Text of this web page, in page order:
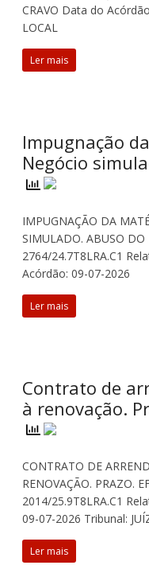
CRAVO Data do
LOCAL
Ler mais
Impugnação
Negócio
IMPUGNAÇÃO DA
SIMULADO. ABUSO DO
2764/24.7T8LRA.C1
Acórdão: 09-07-2026
Ler mais
Contrato de
à renovação.
CONTRATO DE
RENOVAÇÃO. PRAZO.
2014/25.9T8LRA.C1
09-07-2026 Tribunal:
Ler mais